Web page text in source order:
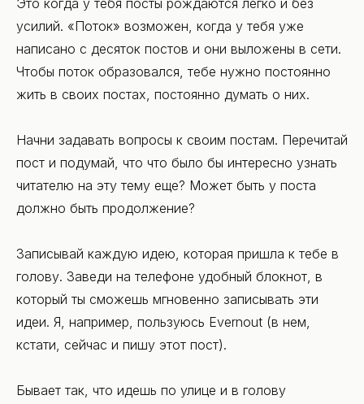
Это когда у тебя посты рождаются легко и без
усилий. «Поток» возможен, когда у тебя уже
написано с десяток постов и они выложены в сети.
Чтобы поток образовался, тебе нужно постоянно
жить в своих постах, постоянно думать о них.
Начни задавать вопросы к своим постам. Перечитай
пост и подумай, что что было бы интересно узнать
читателю на эту тему еще? Может быть у поста
должно быть продолжение?
Записывай каждую идею, которая пришла к тебе в
голову. Заведи на телефоне удобный блокнот, в
который ты сможешь мгновенно записывать эти
идеи. Я, например, пользуюсь Evernout (в нем,
кстати, сейчас и пишу этот пост).
Бывает так, что идешь по улице и в голову